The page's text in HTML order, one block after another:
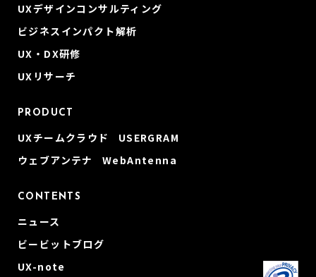
UXデザインコンサルティング
ビジネスインパクト解析
UX・DX研修
UXリサーチ
PRODUCT
UXチームクラウド USERGRAM
ウェブアンテナ WebAntenna
CONTENTS
ニュース
ビービットブログ
UX-note